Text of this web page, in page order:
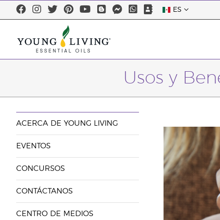
ES
Usos y
ACERCA DE YOUNG LIVING
EVENTOS
CONCURSOS
CONTÁCTANOS
CENTRO DE MEDIOS